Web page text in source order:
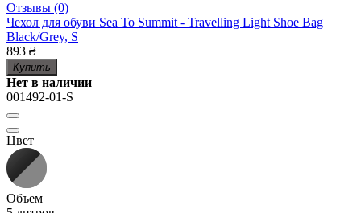
Отзывы (0)
Чехол для обуви Sea To Summit - Travelling Light Shoe Bag
Black/Grey, S
893 ₴
Купить
Нет в наличии
001492-01-S
Цвет
Объем